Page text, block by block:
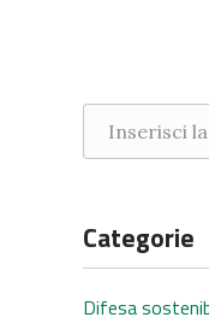
Categorie
Difesa